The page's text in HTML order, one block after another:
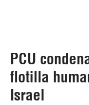
PCU
flotilla
Israel